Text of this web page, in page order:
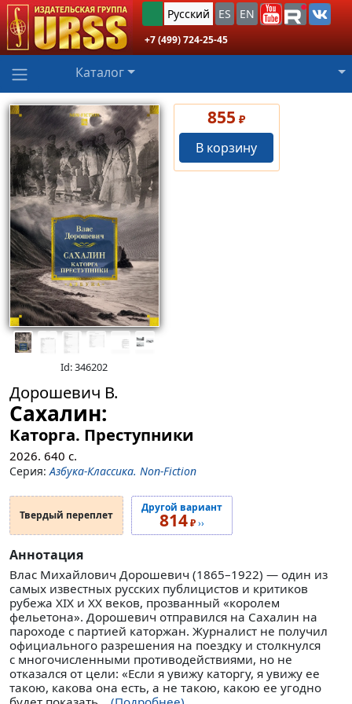
Русский ES EN
+7 (499) 724-25-45
Каталог
Id: 346202
855 ₽
В корзину
Дорошевич В.
Сахалин:
Каторга. Преступники
2026. 640 с.
Серия: Азбука-Классика. Non-Fiction
Твердый переплет
Другой вариант
814₽››
Аннотация
Влас Михайлович Дорошевич (1865–1922) — один из
самых известных русских публицистов и критиков
рубежа XIX и XX веков, прозванный «королем
фельетона». Дорошевич отправился на Сахалин на
пароходе с партией каторжан. Журналист не получил
официального разрешения на поездку и столкнулся
с многочисленными противодействиями, но не
отказался от цели: «Если я увижу каторгу, я увижу ее
такою, какова она есть, а не такою, какою ее угодно